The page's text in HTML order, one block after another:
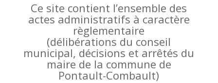
Ce site contient l’ensemble des
actes administratifs à caractère
règlementaire
(délibérations du conseil
municipal, décisions et arrêtés du
maire de la commune de
Pontault-Combault)